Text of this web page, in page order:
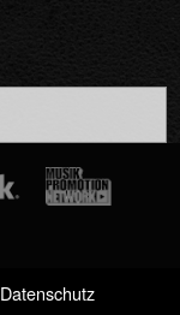
Datenschutz